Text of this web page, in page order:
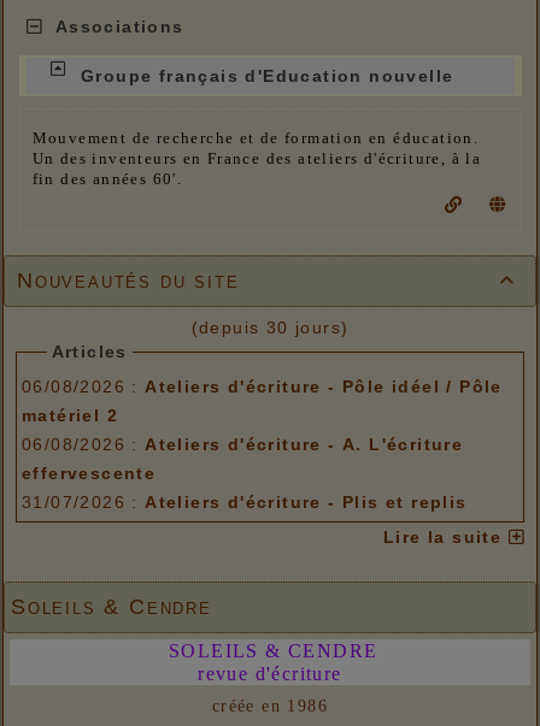

Nouveautés du site
(depuis 30 jours)
Articles
06/08/2026 : Ateliers d'écriture - Pôle idéel / Pôle
matériel 2
06/08/2026 : Ateliers d'écriture - A. L'écriture
effervescente
31/07/2026 : Ateliers d'écriture - Plis et replis
matériel 2
31/07/2026 :Ateliers d'écriture - Plis et replis
Lire la suite
Soleils & Cendre
SOLEILS & CENDRE
revue d'écriture
créée en 1986
Associations
Groupe français d'Education nouvelle
Mouvement de recherche et de formation en éducation.
Un des inventeurs en France des ateliers d'écriture, à la
fin des années 60'.